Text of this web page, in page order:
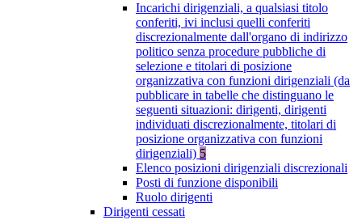
Incarichi dirigenziali, a qualsiasi titolo
conferiti, ivi inclusi quelli conferiti
discrezionalmente dall'organo di indirizzo
politico senza procedure pubbliche di
selezione e titolari di posizione
organizzativa con funzioni dirigenziali (da
pubblicare in tabelle che distinguano le
seguenti situazioni: dirigenti, dirigenti
individuati discrezionalmente, titolari di
posizione organizzativa con funzioni
dirigenziali) 5
Elenco posizioni dirigenziali discrezionali
Posti di funzione disponibili
Ruolo dirigenti
Dirigenti cessati